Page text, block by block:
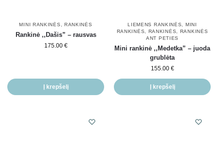
MINI RANKINĖS RANKINĖS
Rankinė ,,Dašis” – rausvas
175.00 €
Į krepšelį
LIEMENS RANKINĖS
MINI
RANKINĖS
RANKINĖS
RANKINĖS
ANT PETIES
Mini rankinė ,,Medetka” – juoda
grublėta
155.00 €
Į krepšelį